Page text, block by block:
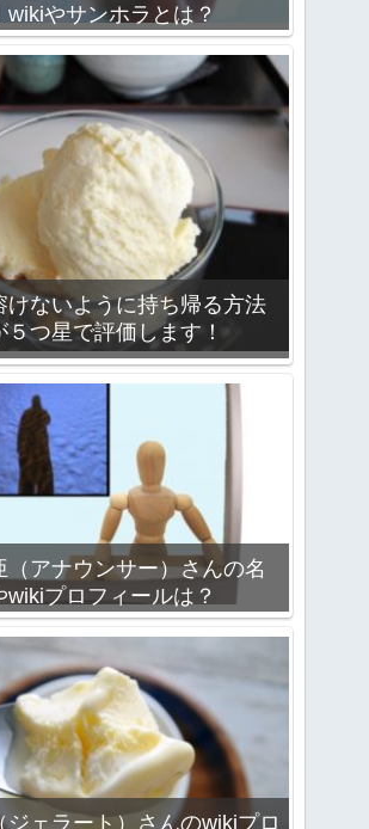
wikiやサンホラとは？
けないように持ち帰る方法
５つ星で評価します！
（アナウンサー）さんの名
wikiプロフィールは？
ジェラート）さんのwikiプロ